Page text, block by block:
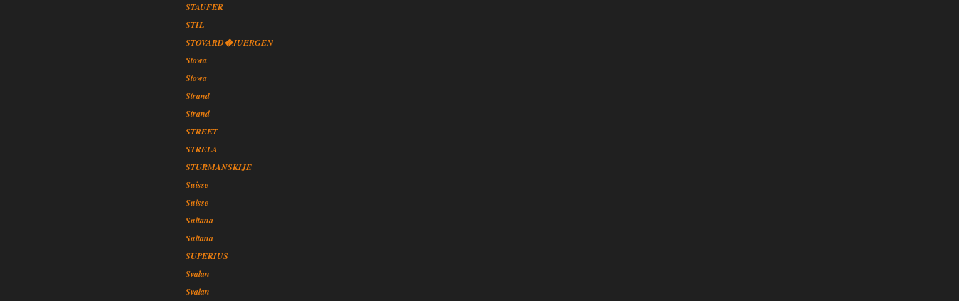
STAUFER
STIL
STOVARD�JUERGEN
Stowa
Stowa
Strand
Strand
STREET
STRELA
STURMANSKIJE
Suisse
Suisse
Sultana
Sultana
SUPERIUS
Svalan
Svalan